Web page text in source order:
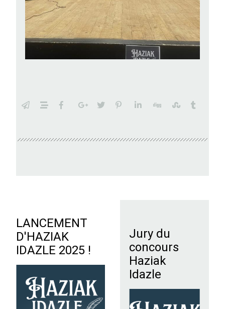
LANCEMENT
D'HAZIAK
IDAZLE 2025 !
Jury du
concours
Haziak
Idazle